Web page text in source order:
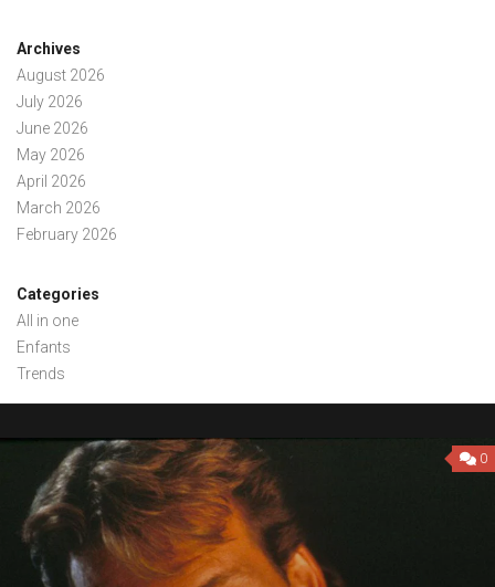
Archives
August 2026
July 2026
June 2026
May 2026
April 2026
March 2026
February 2026
Categories
All in one
Enfants
Trends
0